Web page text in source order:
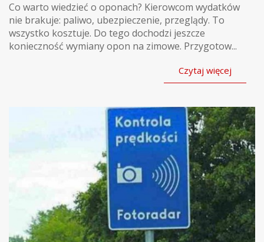
Co warto wiedzieć o oponach? Kierowcom wydatków
nie brakuje: paliwo, ubezpieczenie, przeglądy. To
wszystko kosztuje. Do tego dochodzi jeszcze
konieczność wymiany opon na zimowe. Przygotow...
Czytaj więcej